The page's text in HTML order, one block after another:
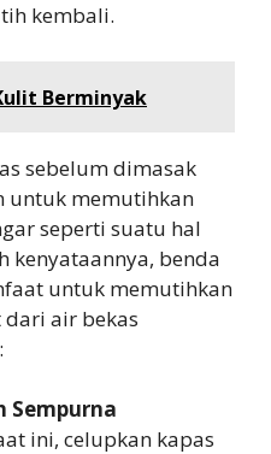
kembali.
Berminyak
sebelum dimasak
untuk memutihkan
seperti suatu hal
kenyataannya, benda
untuk memutihkan
air bekas
Sempurna
ini, celupkan kapas